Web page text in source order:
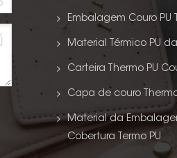
Embalagem Couro PU
Material Térmico PU
Carteira Thermo PU
Capa de couro
Material da
Cobertura Termo PU